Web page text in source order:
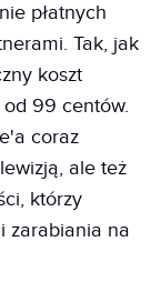
płatnych
Tak, jak
koszt
od 99 centów.
coraz
ale też
którzy
zarabiania na